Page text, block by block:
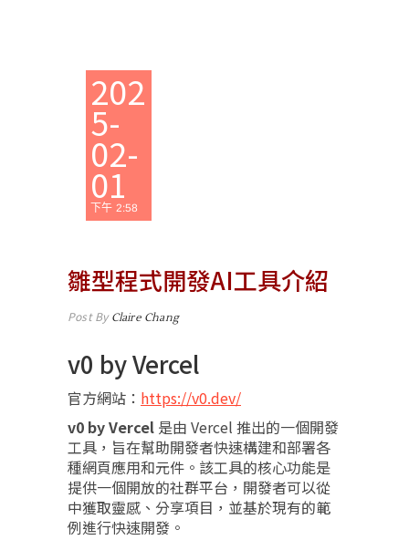
202
5-
02-
01
下午 2:58
雛型程式開發AI工具介紹
Post ByClaire Chang
v0 by Vercel
官方網站： https://v0.dev/
v0 by Vercel 是由 Vercel 推出的一個開發
工具，旨在幫助開發者快速構建和部署各
種網頁應用和元件。該工具的核心功能是
提供一個開放的社群平台，開發者可以從
中獲取靈感、分享項目，並基於現有的範
例進行快速開發。